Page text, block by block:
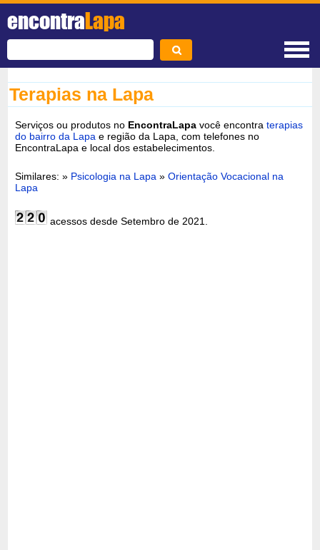
encontraLapa
Terapias na Lapa
Serviços ou produtos no EncontraLapa você encontraterapias
do bairro da Lapa e região da Lapa, com telefones no
EncontraLapa e local dos estabelecimentos.
Similares: » Psicologia na Lapa »Orientação Vocacional na
Lapa
acessos desde Setembro de 2021.